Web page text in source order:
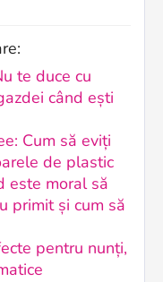
te duce cu
când ești
Cum să eviți
de plastic
este moral să
primit și cum să
pentru nunți,